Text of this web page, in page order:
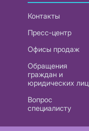
Контакты
Пресс-центр
Офисы продаж
Обращения
граждан и
юридических лиц
Вопрос
специалисту